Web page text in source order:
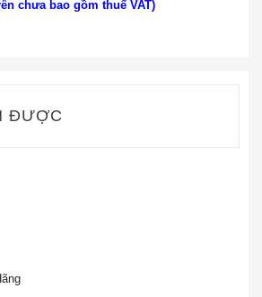
chưa bao gồm thuế VAT)
ĐƯỢC